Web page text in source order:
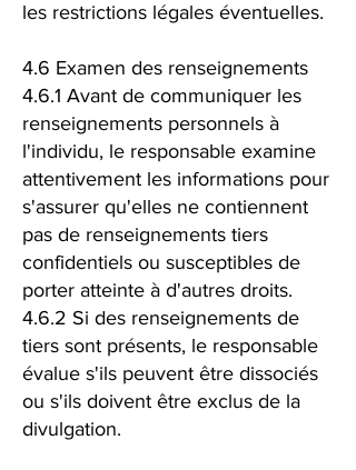
les restrictions légales éventuelles.
4.6 Examen des renseignements
4.6.1 Avant de communiquer les
renseignements personnels à
l'individu, le responsable examine
attentivement les informations pour
s'assurer qu'elles ne contiennent
pas de renseignements tiers
confidentiels ou susceptibles de
porter atteinte à d'autres droits.
4.6.2 Si des renseignements de
tiers sont présents, le responsable
évalue s'ils peuvent être dissociés
ou s'ils doivent être exclus de la
divulgation.